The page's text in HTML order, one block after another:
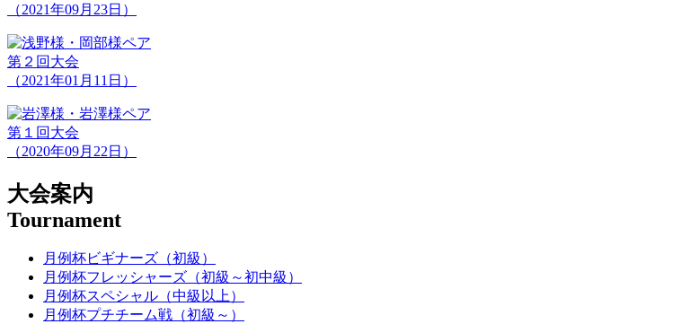
（2021年09月23日）
第２回大会
（2021年01月11日）
第１回大会
（2020年09月22日）
大会案内
Tournament
月例杯ビギナーズ（初級）
月例杯フレッシャーズ（初級～初中級）
月例杯スペシャル（中級以上）
月例杯プチチーム戦（初級～）